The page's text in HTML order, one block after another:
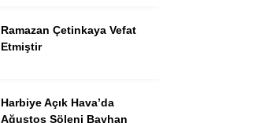
Ramazan Çetinkaya Vefat
Etmiştir
Harbiye Açık Hava’da
Ağustos Şöleni Bayhan